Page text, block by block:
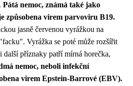
Pátá nemoc, známá také jako
způsobena virem parvoviru B19.
jasně červenou vyrážkou na
Vyrážka se poté může rozšířit
další příznaky patří mírná horečka,
nemoc, neboli infekční
virem Epstein-Barrové (EBV).